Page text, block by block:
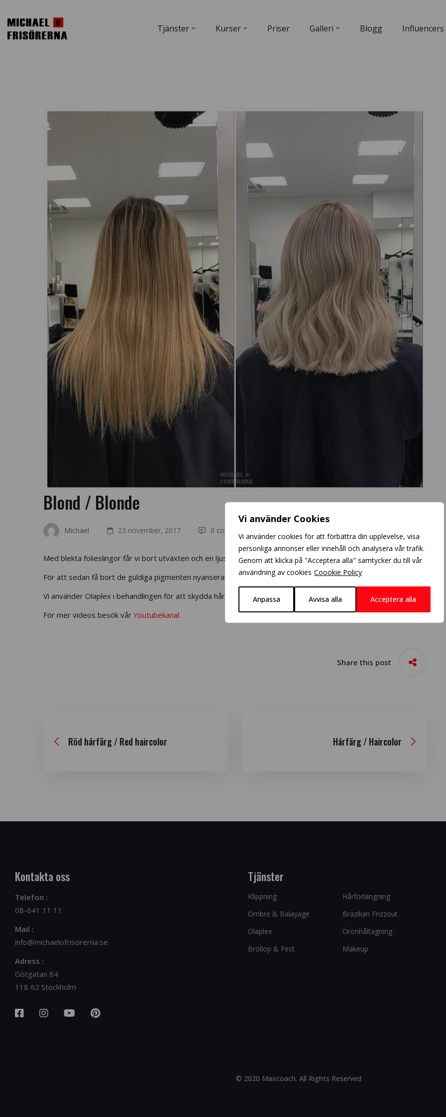
Vi använder Cookies
Vi använder cookies för att förbättra din upplevelse, visa
personliga annonser eller innehåll och analysera vår trafik.
Genom att klicka på "Acceptera alla" samtycker du till vår
användning av cookies Coookie Policy
Anpassa Avvisa alla Acceptera alla
Tjänster Kurser Priser Galleri Blogg Influencers
Blond / Blonde
Michael 23 november, 2017 0 comments
Med blekta folieslingor får vi bort utväxten och en ljusare grund.
För att sedan få bort de guldiga pigmenten nyanserar vi i en kall klar ton.
Vi använder Olaplex i behandlingen för att skydda håret.
För mer videos besök vår Youtubekanal.
Share this post
Röd hårfärg / Red haircolor Hårfärg / Haircolor
Kontakta oss
Telefon :
08-641 11 11
Mail :
info@michaelofrisorerna.se
Adress :
Götgatan 84
118 62 Stockholm
Tjänster
Klippning
Hårförlängning
Ombre & Balayage
Brazilian Frizzout
Olaplex
Öronhåltagning
Bröllop & Fest
Makeup
© 2020 Maxcoach. All Rights Reserved